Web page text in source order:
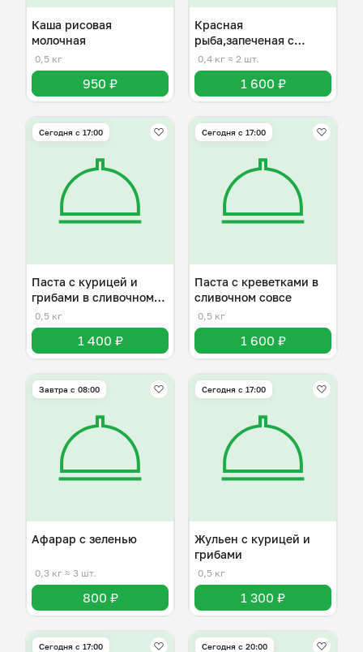
Каша рисовая
молочная
0,5 кг
950 ₽
Красная
рыба,запеченая с
помидором и грибами
0,4 кг ≈ 2 шт.
1 600 ₽
Сегодня с 17:00
Паста с курицей и
грибами в сливочном
соусе
0,5 кг
1 400 ₽
Сегодня с 17:00
Паста с креветками в
сливочном совсе
0,5 кг
1 600 ₽
Завтра c 08:00
Афарар с зеленью
0,3 кг ≈ 3 шт.
800 ₽
Сегодня с 17:00
Жульен с курицей и
грибами
0,5 кг
1 300 ₽
Сегодня с 17:00 Сегодня с 20:00